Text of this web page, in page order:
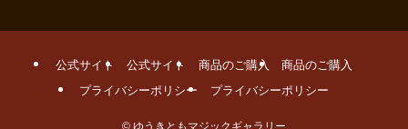
公式サイト 公式サイト 商品のご購入
商品のご購入
プライバシーポリシー
プライバシーポリシー
© ゆうきともマジックギャラリー